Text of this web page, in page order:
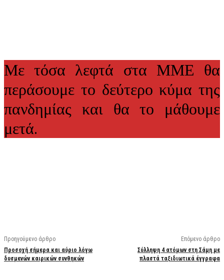
Με τόσα λεφτά στα ΜΜΕ θα
περάσουμε το δεύτερο κύμα της
πανδημίας και θα το μάθουμε
μετά.
Προηγούμενο άρθρο
Προσοχή σήμερα και αύριο λόγω
δυσμενών καιρικών συνθηκών
Επόμενο άρθρο
Σύλληψη 4 ατόμων στη Σάμη με
πλαστά ταξιδιωτικά έγγραφα